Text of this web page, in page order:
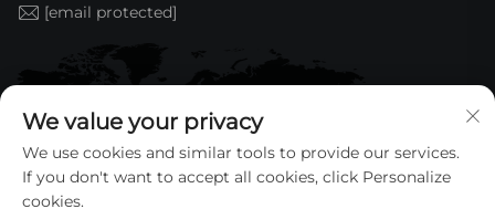
[email protected]
We value your privacy
We use cookies and similar tools to provide our services.
If you don't want to accept all cookies, click Personalize
cookies.